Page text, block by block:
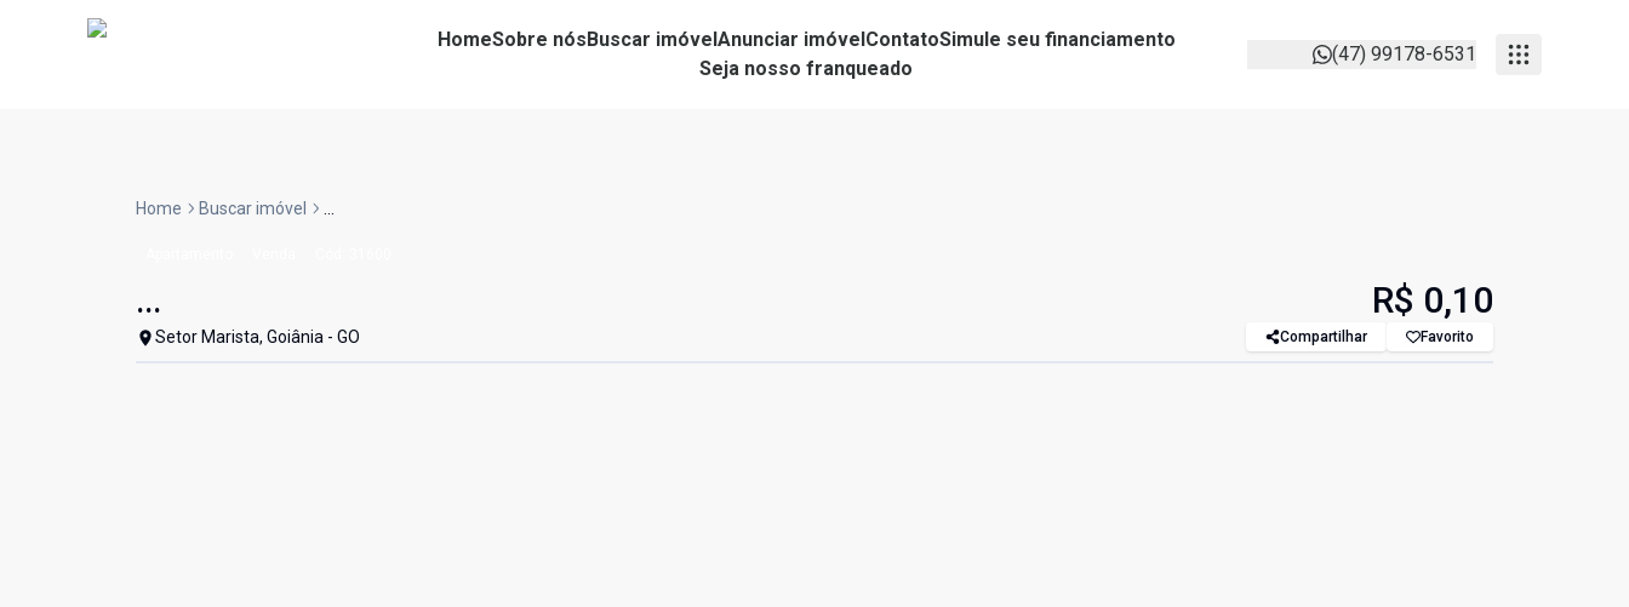
HomeSobre nósBuscar imóvelAnunciar imóvelContatoSimule seu financiamento
Seja nosso franqueado
(47) 99178-6531
Home Buscar imóvel ...
...
Setor Marista, Goiânia - GO
R$ 0,10
Compartilhar Favorito